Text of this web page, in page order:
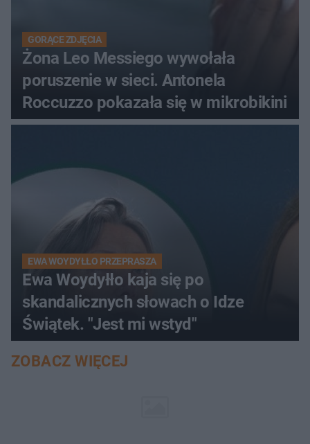
GORĄCE ZDJĘCIA
Żona Leo Messiego wywołała
poruszenie w sieci. Antonela
Roccuzzo pokazała się w mikrobikini
EWA WOYDYŁŁO PRZEPRASZA
Ewa Woydyłło kaja się po
skandalicznych słowach o Idze
Świątek. "Jest mi wstyd"
ZOBACZ WIĘCEJ